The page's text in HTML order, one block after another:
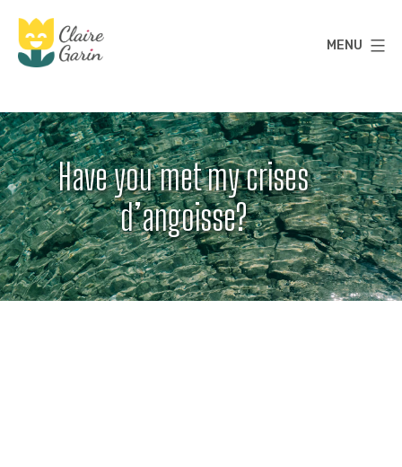
contenu
MENU
Have you met my crises
d’angoisse?